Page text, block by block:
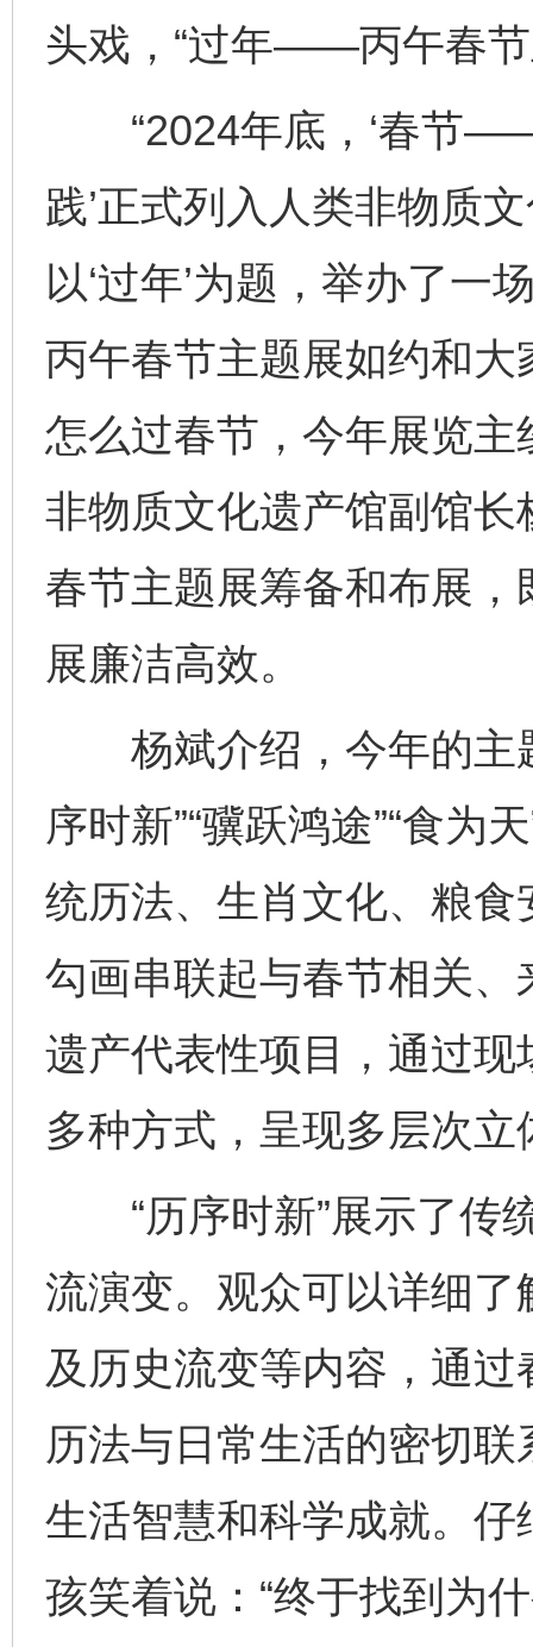
头戏，“过年——丙午春节
“2024年底，‘春节——
践’正式列入人类非物质
以‘过年’为题，举办了一
丙午春节主题展如约和
怎么过春节，今年展览主
非物质文化遗产馆副馆
春节主题展筹备和布展
展廉洁高效。
杨斌介绍，今年的主
序时新”“骥跃鸿途”“食为
统历法、生肖文化、粮
勾画串联起与春节相关
遗产代表性项目，通过
多种方式，呈现多层次
“历序时新”展示了传
流演变。观众可以详细
及历史流变等内容，通
历法与日常生活的密切
生活智慧和科学成就。
孩笑着说：“终于找到为